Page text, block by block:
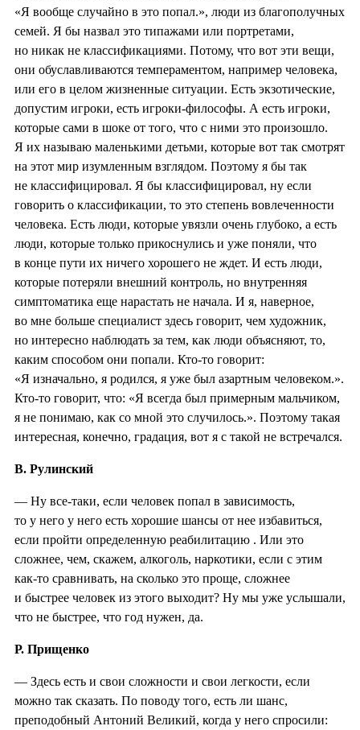
«Я вообще случайно в это попал.», люди из благополучных
семей. Я бы назвал это типажами или портретами,
но никак не классификациями. Потому, что вот эти вещи,
они обуславливаются темпераментом, например человека,
или его в целом жизненные ситуации. Есть экзотические,
допустим игроки, есть игроки-философы. А есть игроки,
которые сами в шоке от того, что с ними это произошло.
Я их называю маленькими детьми, которые вот так смотрят
на этот мир изумленным взглядом. Поэтому я бы так
не классифицировал. Я бы классифицировал, ну если
говорить о классификации, то это степень вовлеченности
человека. Есть люди, которые увязли очень глубоко, а есть
люди, которые только прикоснулись и уже поняли, что
в конце пути их ничего хорошего не ждет. И есть люди,
которые потеряли внешний контроль, но внутренняя
симптоматика еще нарастать не начала. И я, наверное,
во мне больше специалист здесь говорит, чем художник,
но интересно наблюдать за тем, как люди объясняют, то,
каким способом они попали. Кто-то говорит:
«Я изначально, я родился, я уже был азартным человеком.».
Кто-то говорит, что: «Я всегда был примерным мальчиком,
я не понимаю, как со мной это случилось.». Поэтому такая
интересная, конечно, градация, вот я с такой не встречался.
В. Рулинский
— Ну все-таки, если человек попал в зависимость,
то у него у него есть хорошие шансы от нее избавиться,
если пройти определенную реабилитацию . Или это
сложнее, чем, скажем, алкоголь, наркотики, если с этим
как-то сравнивать, на сколько это проще, сложнее
и быстрее человек из этого выходит? Ну мы уже услышали,
что не быстрее, что год нужен, да.
Р. Прищенко
— Здесь есть и свои сложности и свои легкости, если
можно так сказать. По поводу того, есть ли шанс,
преподобный Антоний Великий, когда у него спросили: